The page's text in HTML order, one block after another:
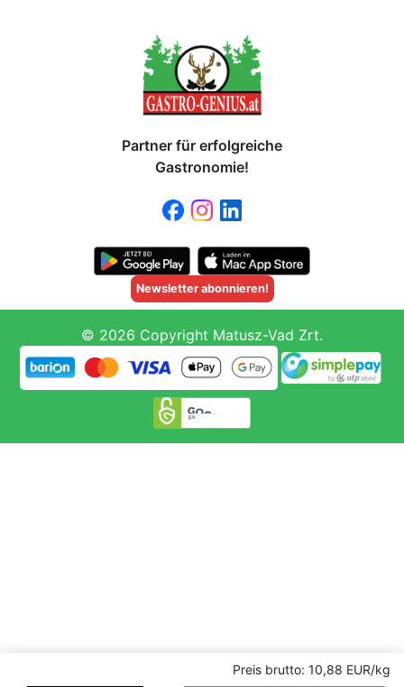
Preis brutto: 10,88 EUR/kg
Partner für erfolgreiche
Gastronomie!
Newsletter abonnieren!
© 2026 Copyright Matusz-Vad Zrt.